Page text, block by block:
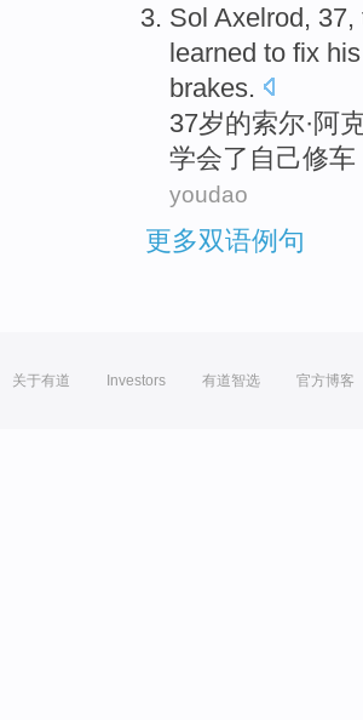
Sol Axelrod, 37,
learned to fix his
brakes.
37岁的索尔·阿
学会了 自己修车
youdao
更多双语例句
关于有道 Investors 有道智选 官方博客